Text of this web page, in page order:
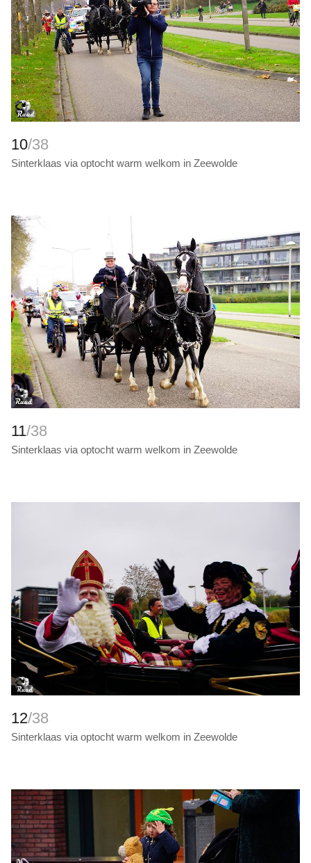
10/38
Sinterklaas via optocht warm welkom in Zeewolde
11/38
Sinterklaas via optocht warm welkom in Zeewolde
12/38
Sinterklaas via optocht warm welkom in Zeewolde